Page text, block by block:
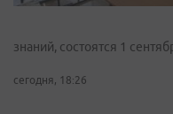
знаний, состоятся 1
сегодня, 18:26